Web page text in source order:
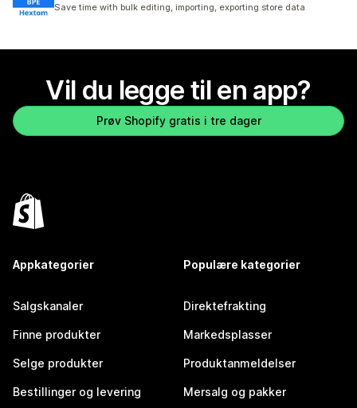
Save time with bulk editing, importing, exporting store data
Vil du legge til en app?
Prøv Shopify gratis i tre dager
Appkategorier
Salgskanaler
Finne produkter
Selge produkter
Bestillinger og levering
Populære kategorier
Direktefrakting
Markedsplasser
Produktanmeldelser
Mersalg og pakker